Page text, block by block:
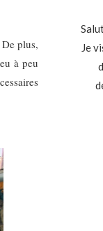
plus,
à peu
Je